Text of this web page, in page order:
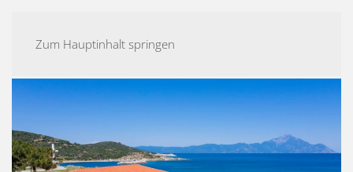
Zum Hauptinhalt springen